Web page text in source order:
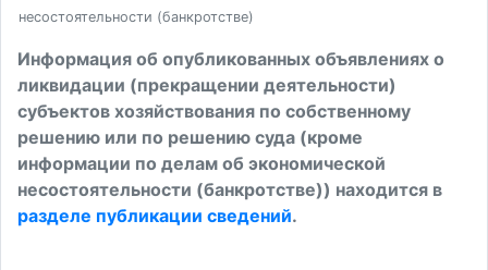
несостоятельности (банкротстве)
Информация об опубликованных объявлениях о
ликвидации (прекращении деятельности)
субъектов хозяйствования по собственному
решению или по решению суда (кроме
информации по делам об экономической
несостоятельности (банкротстве)) находится в
разделе публикации сведений.